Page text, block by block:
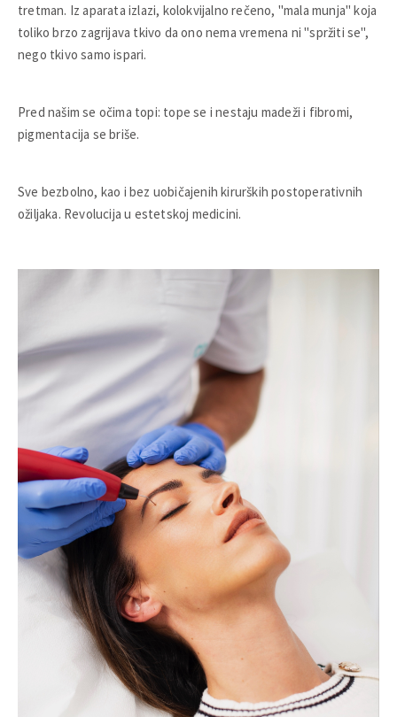
tretman. Iz aparata izlazi, kolokvijalno rečeno, "mala munja" koja
toliko brzo zagrijava tkivo da ono nema vremena ni "spržiti se",
nego tkivo samo ispari.
Pred našim se očima topi: tope se i nestaju madeži i fibromi,
pigmentacija se briše.
Sve bezbolno, kao i bez uobičajenih kirurških postoperativnih
ožiljaka. Revolucija u estetskoj medicini.